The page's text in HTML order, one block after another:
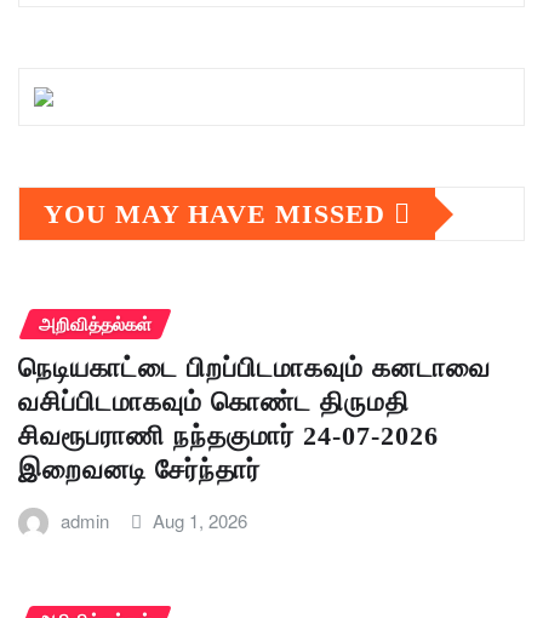
YOU MAY HAVE MISSED
அறிவித்தல்கள்
நெடியகாட்டை பிறப்பிடமாகவும் கனடாவை
வசிப்பிடமாகவும் கொண்ட திருமதி
சிவரூபராணி நந்தகுமார் 24-07-2026
இறைவனடி சேர்ந்தார்
admin Aug 1, 2026